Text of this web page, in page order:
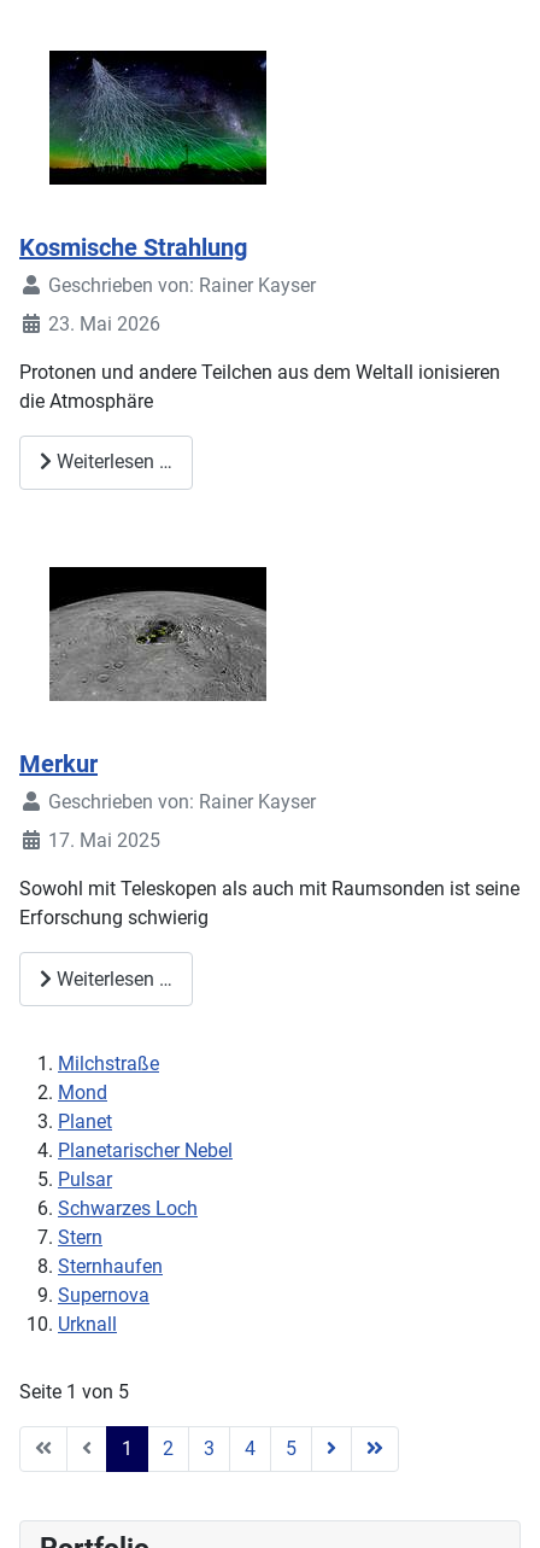
Kosmische Strahlung
Geschrieben von: Rainer Kayser
23. Mai 2026
Protonen und andere Teilchen aus dem Weltall ionisieren
die Atmosphäre
Weiterlesen …
Merkur
Geschrieben von: Rainer Kayser
17. Mai 2025
Sowohl mit Teleskopen als auch mit Raumsonden ist seine
Erforschung schwierig
Weiterlesen …
Milchstraße
Mond
Planet
Planetarischer Nebel
Pulsar
Schwarzes Loch
Stern
Sternhaufen
Supernova
Urknall
Seite 1 von 5
1 2 3 4 5